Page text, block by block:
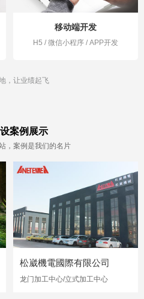
移动端开发
H5 / 微信小程序 / APP开发
，让业绩起飞
案例展示
，案例是我们的名片
松崴機電國際有限公司
龙门加工中心/立式加工中心